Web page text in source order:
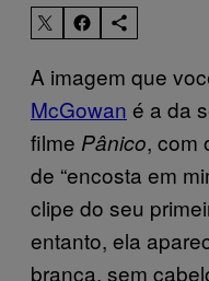
A imagem que
McGowan é a da
filme Pânico, com
de “encosta em
clipe do seu
entanto, ela
branca, sem